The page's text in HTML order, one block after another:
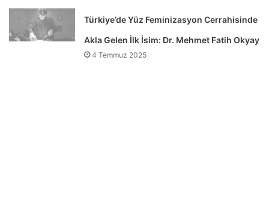
Türkiye’de Yüz Feminizasyon Cerrahisinde
Akla Gelen İlk İsim: Dr. Mehmet Fatih Okyay
4 Temmuz 2025